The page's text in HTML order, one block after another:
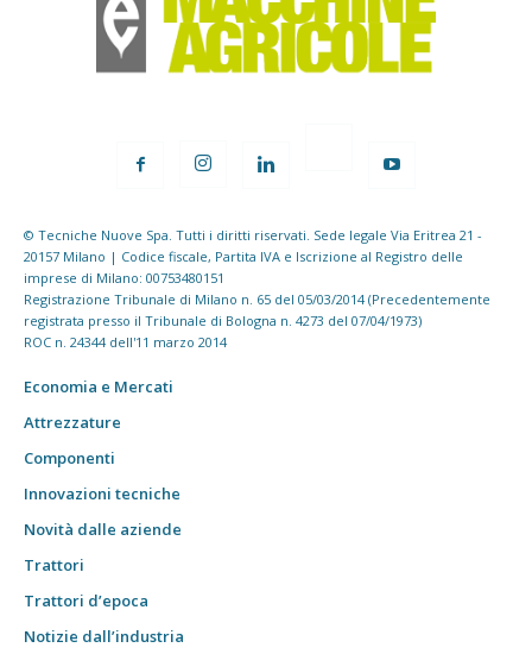
© Tecniche Nuove Spa. Tutti i diritti riservati. Sede legale Via Eritrea 21 -
20157 Milano | Codice fiscale, Partita IVA e Iscrizione al Registro delle
imprese di Milano: 00753480151
Registrazione Tribunale di Milano n. 65 del 05/03/2014 (Precedentemente
registrata presso il Tribunale di Bologna n. 4273 del 07/04/1973)
ROC n. 24344 dell'11 marzo 2014
Economia e Mercati
Attrezzature
Componenti
Innovazioni tecniche
Novità dalle aziende
Trattori
Trattori d’epoca
Notizie dall’industria